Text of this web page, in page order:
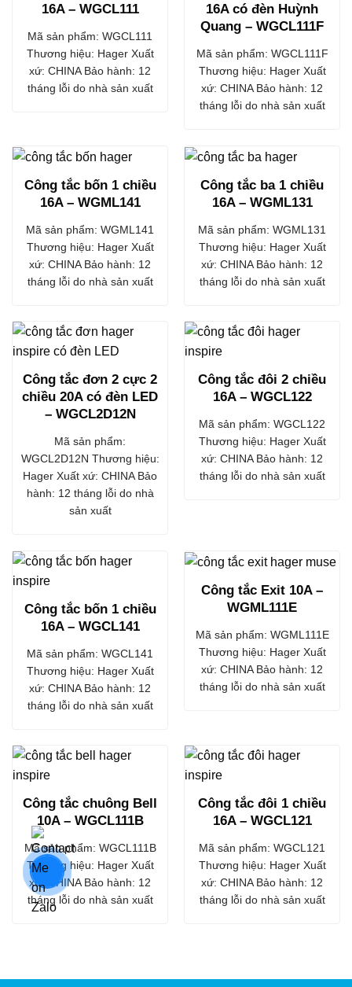
16A – WGCL111
Mã sản phẩm: WGCL111
Thương hiệu: Hager Xuất
xứ: CHINA Bảo hành: 12
tháng lỗi do nhà sản xuất
16A có đèn Huỳnh
Quang – WGCL111F
Mã sản phẩm: WGCL111F
Thương hiệu: Hager Xuất
xứ: CHINA Bảo hành: 12
tháng lỗi do nhà sản xuất
Công tắc bốn 1 chiều
16A – WGML141
Mã sản phẩm: WGML141
Thương hiệu: Hager Xuất
xứ: CHINA Bảo hành: 12
tháng lỗi do nhà sản xuất
Công tắc ba 1 chiều
16A – WGML131
Mã sản phẩm: WGML131
Thương hiệu: Hager Xuất
xứ: CHINA Bảo hành: 12
tháng lỗi do nhà sản xuất
Công tắc đơn 2 cực 2
chiều 20A có đèn LED
– WGCL2D12N
Mã sản phẩm:
WGCL2D12N Thương hiệu:
Hager Xuất xứ: CHINA Bảo
hành: 12 tháng lỗi do nhà
sản xuất
Công tắc đôi 2 chiều
16A – WGCL122
Mã sản phẩm: WGCL122
Thương hiệu: Hager Xuất
xứ: CHINA Bảo hành: 12
tháng lỗi do nhà sản xuất
Công tắc bốn 1 chiều
16A – WGCL141
Mã sản phẩm: WGCL141
Thương hiệu: Hager Xuất
xứ: CHINA Bảo hành: 12
tháng lỗi do nhà sản xuất
Công tắc Exit 10A –
WGML111E
Mã sản phẩm: WGML111E
Thương hiệu: Hager Xuất
xứ: CHINA Bảo hành: 12
tháng lỗi do nhà sản xuất
Công tắc chuông Bell
10A – WGCL111B
Mã sản phẩm: WGCL111B
Thương hiệu: Hager Xuất
xứ: CHINA Bảo hành: 12
tháng lỗi do nhà sản xuất
Công tắc đôi 1 chiều
16A – WGCL121
Mã sản phẩm: WGCL121
Thương hiệu: Hager Xuất
xứ: CHINA Bảo hành: 12
tháng lỗi do nhà sản xuất